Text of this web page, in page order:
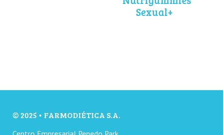
Sexual+
© 2025 • FARMODIÉTICA S.A.